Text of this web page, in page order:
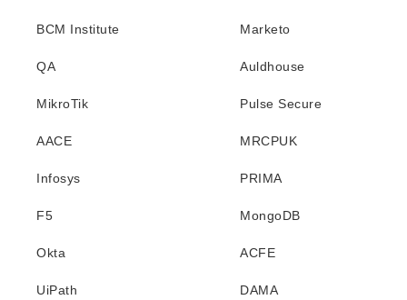
BCM Institute Marketo
QA Auldhouse
MikroTik Pulse Secure
AACE MRCPUK
Infosys PRIMA
F5 MongoDB
Okta ACFE
UiPath DAMA